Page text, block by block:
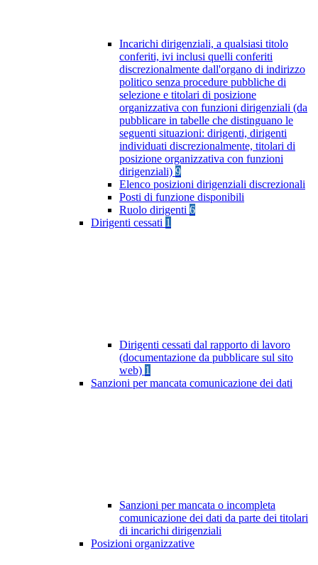
Incarichi dirigenziali, a qualsiasi titolo
conferiti, ivi inclusi quelli conferiti
discrezionalmente dall'organo di indirizzo
politico senza procedure pubbliche di
selezione e titolari di posizione
organizzativa con funzioni dirigenziali (da
pubblicare in tabelle che distinguano le
seguenti situazioni: dirigenti, dirigenti
individuati discrezionalmente, titolari di
posizione organizzativa con funzioni
dirigenziali) 9
Elenco posizioni dirigenziali discrezionali
Posti di funzione disponibili
Ruolo dirigenti 6
Dirigenti cessati 1
Dirigenti cessati dal rapporto di lavoro
(documentazione da pubblicare sul sito
web) 1
Sanzioni per mancata comunicazione dei dati
Sanzioni per mancata o incompleta
comunicazione dei dati da parte dei titolari
di incarichi dirigenziali
Posizioni organizzative